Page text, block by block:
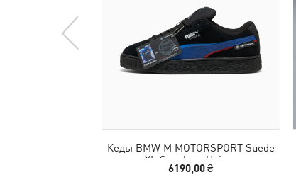
Кеды BMW M MOTORSPORT Suede
XL Sneakers Unisex
6190,00 ₴